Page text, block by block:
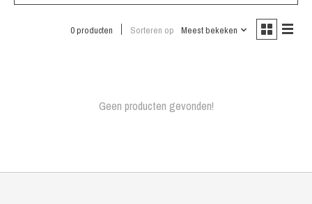
0 producten Sorteren op Meest bekeken
Geen producten gevonden!